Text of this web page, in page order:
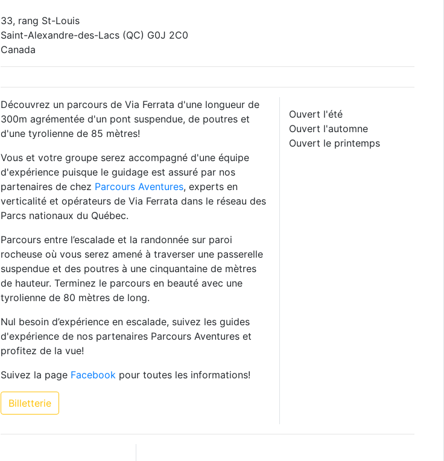
33, rang St-Louis
Saint-Alexandre-des-Lacs (QC) G0J 2C0
Canada
Découvrez un parcours de Via Ferrata d'une longueur de
300m agrémentée d'un pont suspendue, de poutres et
d'une tyrolienne de 85 mètres!
Vous et votre groupe serez accompagné d'une équipe
d'expérience puisque le guidage est assuré par nos
partenaires de chez Parcours Aventures, experts en
verticalité et opérateurs de Via Ferrata dans le réseau des
Parcs nationaux du Québec.
Parcours entre l’escalade et la randonnée sur paroi
rocheuse où vous serez amené à traverser une passerelle
suspendue et des poutres à une cinquantaine de mètres
de hauteur. Terminez le parcours en beauté avec une
tyrolienne de 80 mètres de long.
Nul besoin d’expérience en escalade, suivez les guides
d'expérience de nos partenaires Parcours Aventures et
profitez de la vue!
Suivez la page Facebook pour toutes les informations!
Billetterie
Ouvert l'été
Ouvert l'automne
Ouvert le printemps